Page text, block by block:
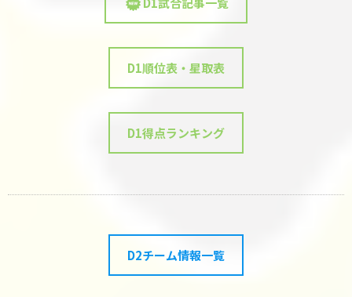
D1順位表・星取表
D1得点ランキング
D2チーム情報一覧